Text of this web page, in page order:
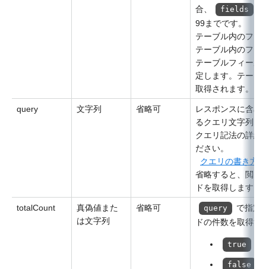
合、 fields
99までです。
テーブル内のフィ
テーブル内のフィ
テーブルフィール
定します。テーブ
取得されます。
query 文字列 省略可
レスポンスに含め
るクエリ文字列
クエリ記法の詳細
ださい。
クエリの書き方
省略すると、閲覧
ドを取得します。
totalCount
真偽値また
は文字列
省略可 query
で指定
ドの件数を取得す
true
false